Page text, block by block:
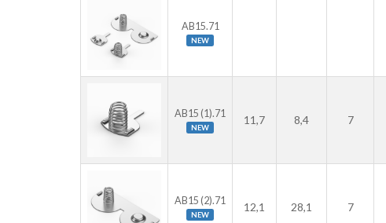
AB15.71
NEW
AB15 (1).71
NEW
11,7 8,4 7
AB15 (2).71
NEW
12,1 28,1 7